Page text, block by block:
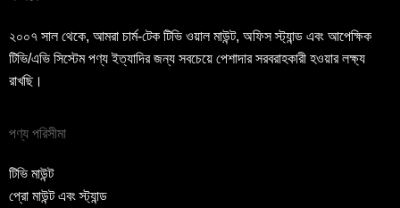
২০০৭ সাল থেকে, আমরা চার্ম-টেক টিভি ওয়াল মাউন্ট, অফিস স্ট্যান্ড এবং আপেক্ষিক
টিভি/এভি সিস্টেম পণ্য ইত্যাদির জন্য সবচেয়ে পেশাদার সরবরাহকারী হওয়ার লক্ষ্য
রাখছি।
পণ্য পরিসীমা
টিভি মাউন্ট
প্রো মাউন্ট এবং স্ট্যান্ড